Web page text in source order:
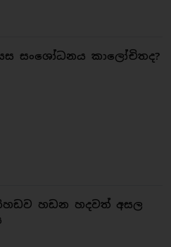
සංශෝධනය කාලෝචිතද?
හඩන හදවත් අසල